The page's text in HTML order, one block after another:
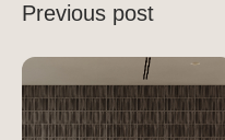
Previous post